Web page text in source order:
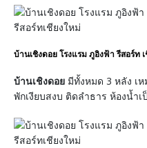
บ้านเชิงดอย โรงแรม ภูอิงฟ้า รีสอร์ท
บ้านเชิงดอย มีทั้งหมด 3 หลัง เ
พักเงียบสงบ ติดลำธาร ห้องน้ำเ